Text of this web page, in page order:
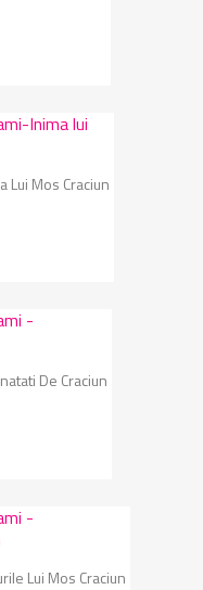
Lui Mos Craciun
De Craciun
Lui Mos Craciun